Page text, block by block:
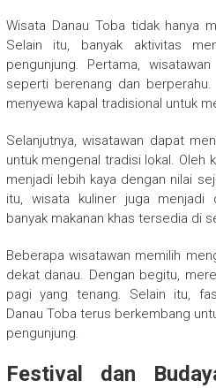
Wisata Danau Toba tidak hanya
Selain itu, banyak aktivitas
pengunjung. Pertama,
seperti berenang dan
menyewa kapal tradisional untuk
Selanjutnya, wisatawan dapat
untuk mengenal tradisi lokal. Oleh
menjadi lebih kaya dengan nilai
itu, wisata kuliner juga menjadi
banyak makanan khas tersedia di
Beberapa wisatawan memilih
dekat danau. Dengan begitu,
pagi yang tenang. Selain itu,
Danau Toba terus berkembang
pengunjung.
Festival dan